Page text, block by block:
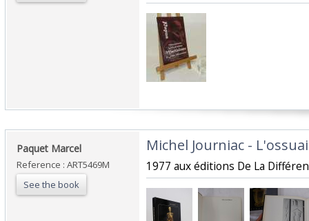
‎Paquet Marcel ‎
Reference : ART5469M
See the book
‎Michel Journiac -
‎1977 aux éditions De La